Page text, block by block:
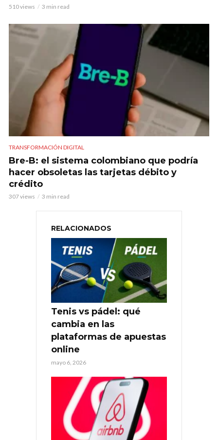
510 views 3 min read
TRANSFORMACIÓN DIGITAL
Bre-B: el sistema colombiano que podría
hacer obsoletas las tarjetas débito y
crédito
307 views 3 min read
RELACIONADOS
Tenis vs pádel: qué
cambia en las
plataformas de apuestas
online
mayo 6, 2026